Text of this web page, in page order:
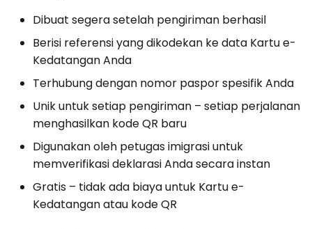
Dibuat segera setelah pengiriman berhasil
Berisi referensi yang dikodekan ke data Kartu e-
Kedatangan Anda
Terhubung dengan nomor paspor spesifik Anda
Unik untuk setiap pengiriman – setiap perjalanan
menghasilkan kode QR baru
Digunakan oleh petugas imigrasi untuk
memverifikasi deklarasi Anda secara instan
Gratis – tidak ada biaya untuk Kartu e-
Kedatangan atau kode QR